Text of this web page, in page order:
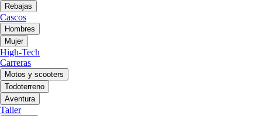
Rebajas
Cascos
Hombres
Mujer
High-Tech
Carreras
Motos y scooters
Todoterreno
Aventura
Taller